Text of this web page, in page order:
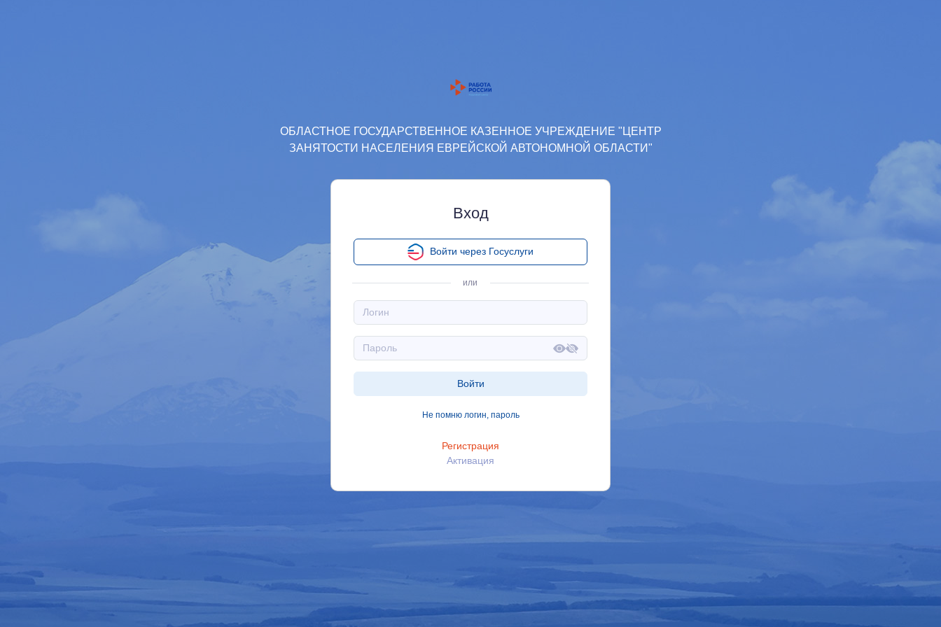
ОБЛАСТНОЕ ГОСУДАРСТВЕННОЕ КАЗЕННОЕ УЧРЕЖДЕНИЕ "ЦЕНТР
ЗАНЯТОСТИ НАСЕЛЕНИЯ ЕВРЕЙСКОЙ АВТОНОМНОЙ ОБЛАСТИ"
Вход
Войти через Госуслуги
или
Войти
Не помню логин, пароль
Регистрация
Активация